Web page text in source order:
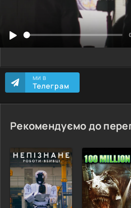
МИ В
Телеграм
Рекомендуємо до